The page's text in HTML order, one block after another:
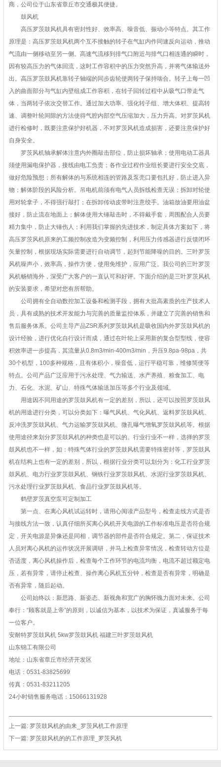
商，公司位于山东省章丘市交通极其便捷。
鼓风机
高压罗茨鼓风机具有密封性好、效率高、噪音低、振动小等特点。其工作
原理是：高压罗茨鼓风机两个互不接触的转子在气缸内作同速反向运动，推动
气流由一侧移动至另一侧。高速气流移到排气口附近与排气口相连通的瞬时，
因有较高压力的气体回流，这时工作容积中的压力突然升高，并将气体输送外
出。高压罗茨鼓风机靠转子轴端的同步齿轮使两转子保持啮合。转子上每一凹
入的曲面部分与气缸内壁组成工作容积，在转子回转过程中从吸气口带走气
体，当两转子依次交替工作。通过加大功率、强化转子组、增大体积、提高转
速、调整叶轮间隙的方法使得气腔内部空气压缩加大，压力升高。对罗茨风机
进行检修时，既要注意保护好机器，不对罗茨风机造成损害，还要注意保护好
自身安全。
罗茨风机轴承解体注意内外圈敲击部位，防止损坏轴承；使用电动工器具
须使用漏电保护器，接线由电工负责；各作业过程作业组长要进行安全交底，
做好危险预想；所有解体的与系统相连的管路及泵壳口要包扎好，防止进入异
物；解体阶段的风险分析。吊电机前须有电气人员拆线检查无误；拆卸对轮使
用对轮拿子，不得强行敲打；在拆卸传动皮带时注意绞手。油箱放油要用油盆
接好，防止流在地面上；解体使用大锤敲击时，不得戴手套，周围配合人员要
精力集中，防止大锤伤人；利用我们掌握的先进技术，制定具体方案如下，将
高压罗茨风机原来的工频控制改造为变频控制，利用压力传感器进行反馈闭环
矢量控制，根据现场实际需要进行自动调节，起到节能降噪的目的。三叶罗茨
风机噪声小，效率高，操作方便，使用免维护，应用广泛。我公司的三叶罗茨
风机畅销海外，深受广大客户的一直认可和好评。下面介绍的是三叶罗茨风机
的安装要求，希望对您有所帮助。
公司拥有全自动数控加工设备和检测手段，拥有大批高素质的生产技术人
员，具有成熟的技术开发能力与完善的质量监控体系，并建立了完善的销售和
售后服务体系。公司主导产品ZSR系列罗茨鼓风机是吸收国内外罗茨鼓风机的
设计经验，进行优化自行设计而成，通过在叶轮上采用新的复合型型线，使容
积效率进一步提高，其流量从0.8m3/min-400m3/min，升压9.8pa-98pa，共
30个机型，100多种规格，且有体积小，噪音低，运行平稳可靠，维修简便等
特点。公司产品广泛应用于污水处理、气力输送、水产养殖、粮食加工、电
力、石化、水泥、矿山、特殊气体输送加压等多个行业及领域。
用途因不同用途的罗茨鼓风机有一定的差别，所以，还可以按照罗茨鼓风
机的用途进行分类，可以分类如下：曝气风机、气化风机、返料罗茨鼓风机、
反冲洗罗茨鼓风机、气力运输罗茨鼓风机、微孔曝气增氧罗茨鼓风机等。根据
使用途径来划分罗茨鼓风机的种类也是可以的。行业行业不一样，选择的罗茨
鼓风机也不一样，如：特殊气体行业的罗茨鼓风机需要特殊密封等，罗茨鼓风
机在结构上也有一定的差别，所以，根据行业分类可以划分为：化工行业罗茨
鼓风机、电力行业罗茨鼓风机、钢铁行业罗茨鼓风机、水泥行业罗茨鼓风机、
污水处理行业罗茨鼓风机、食品行业罗茨鼓风机等。
鹤壁罗茨真空泵可定制加工
第一点、在离心风机试运转时，请用心阅读产品型号，检查走线方式是否
与接线方法一致，认真仔细所买离心风机开关电源的工作标准电压是否符合规
定，开关电源是异像还是同相，调节器的部件是否符合规定。第二，保证技术
人员对离心风机的运作状况开展调研，并马上检查异常情况，检查转动方位是
否适度，离心风机操作后，检查每个工作环节的电流均衡，电流不超过额定电
压，若有异常，请停止检查、操作离心风机五分钟，检查是否有异常，明确是
否有异常，随后起动。
公司始终以：新思路、新姿态、新视角和宽广的胸怀魄力面对未来。公司
奉行：“顾客就是上帝”的原则，以诚信为基本，以技术为保证，真诚服务于每
一位客户。
安耐特罗茨鼓风机 5kw罗茨鼓风机 福建三叶罗茨鼓风机
山东锦工有限公司
地址：山东省章丘市经济开发区
电话：0531-83825699
传真：0531-83211205
24小时销售服务电话：15066131928
上一篇: 罗茨鼓风机的由来_罗茨风机工作原理
下一篇: 罗茨鼓风机的的工作原理_罗茨风机